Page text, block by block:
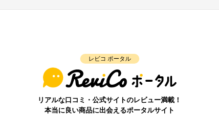
レビコ ポータル
リアルな口コミ・公式サイトのレビュー満載！
本当に良い商品に出会えるポータルサイト